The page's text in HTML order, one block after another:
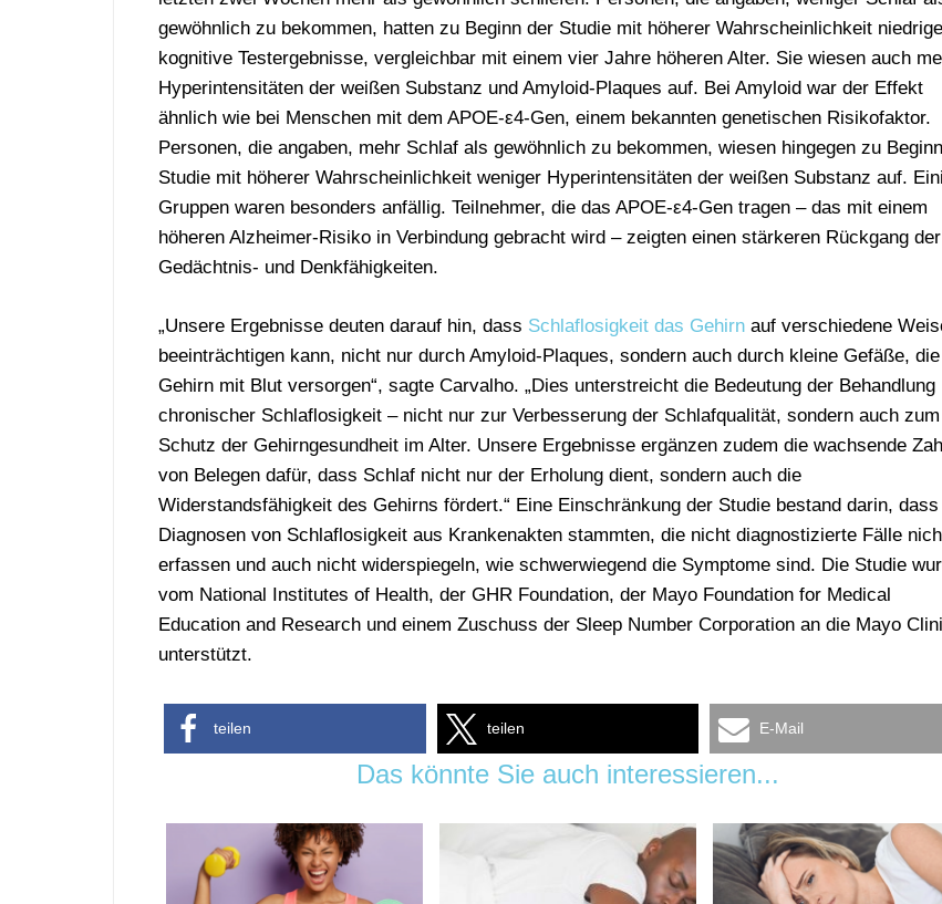
gewöhnlich zu bekommen, hatten zu Beginn der Studie mit höherer Wahrscheinlichkeit
kognitive Testergebnisse, vergleichbar mit einem vier Jahre höheren Alter. Sie wiesen auch
Hyperintensitäten der weißen Substanz und Amyloid-Plaques auf. Bei Amyloid war der Effekt
ähnlich wie bei Menschen mit dem APOE-ε4-Gen, einem bekannten genetischen Risikofaktor.
Personen, die angaben, mehr Schlaf als gewöhnlich zu bekommen, wiesen hingegen zu
Studie mit höherer Wahrscheinlichkeit weniger Hyperintensitäten der weißen Substanz auf.
Gruppen waren besonders anfällig. Teilnehmer, die das APOE-ε4-Gen tragen – das mit einem
höheren Alzheimer-Risiko in Verbindung gebracht wird – zeigten einen stärkeren Rückgang der
Gedächtnis- und Denkfähigkeiten.
„Unsere Ergebnisse deuten darauf hin, dass Schlaflosigkeit das Gehirn auf verschiedene
beeinträchtigen kann, nicht nur durch Amyloid-Plaques, sondern auch durch kleine Gefäße,
Gehirn mit Blut versorgen“, sagte Carvalho. „Dies unterstreicht die Bedeutung der Behandlung
chronischer Schlaflosigkeit – nicht nur zur Verbesserung der Schlafqualität, sondern auch zum
Schutz der Gehirngesundheit im Alter. Unsere Ergebnisse ergänzen zudem die wachsende
von Belegen dafür, dass Schlaf nicht nur der Erholung dient, sondern auch die
Widerstandsfähigkeit des Gehirns fördert.“ Eine Einschränkung der Studie bestand darin,
Diagnosen von Schlaflosigkeit aus Krankenakten stammten, die nicht diagnostizierte Fälle
erfassen und auch nicht widerspiegeln, wie schwerwiegend die Symptome sind. Die Studie
vom National Institutes of Health, der GHR Foundation, der Mayo Foundation for Medical
Education and Research und einem Zuschuss der Sleep Number Corporation an die Mayo
unterstützt.
teilen teilen E-Mail
Das könnte Sie auch interessieren...